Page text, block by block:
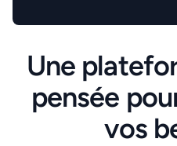
Une
pensée
vos